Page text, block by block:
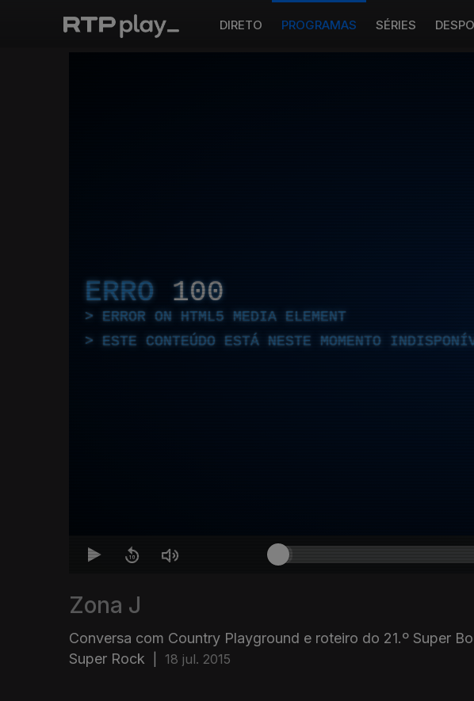
DIRETO PROGRAMAS SÉRIES
ERRO 100
ERROR ON HTML5 MEDIA ELEMENT
ESTE CONTEÚDO ESTÁ NESTE MOMENTO
Zona J
Conversa com Country Playground e roteiro do 21.º Super
Super Rock
18 jul. 2015